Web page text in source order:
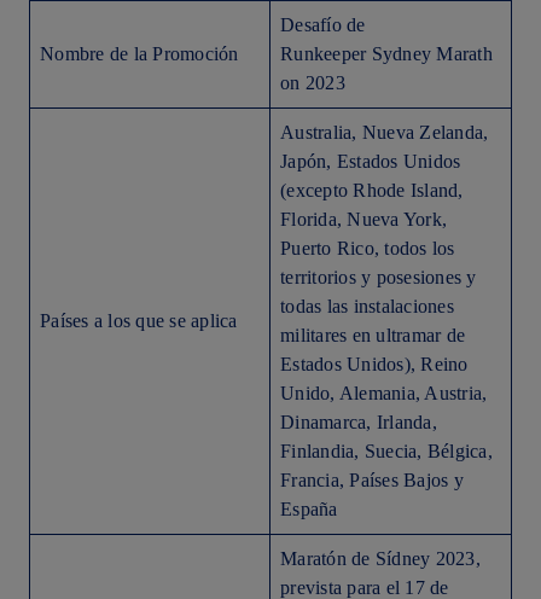
Nombre de la Promoción
Desafío de
Runkeeper Sydney Marath
on 2023
Países a los que se aplica
Australia, Nueva Zelanda,
Japón, Estados Unidos
(excepto Rhode Island,
Florida, Nueva York,
Puerto Rico, todos los
territorios y posesiones y
todas las instalaciones
militares en ultramar de
Estados Unidos), Reino
Unido, Alemania, Austria,
Dinamarca, Irlanda,
Finlandia, Suecia, Bélgica,
Francia, Países Bajos y
España
Maratón de Sídney 2023,
prevista para el 17 de